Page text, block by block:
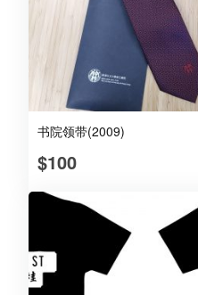
书院领带(2009)
$100